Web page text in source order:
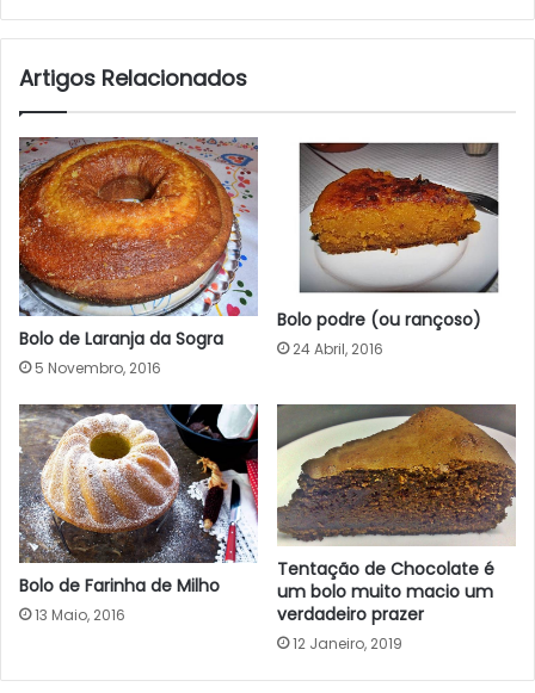
Artigos Relacionados
Bolo de Laranja da Sogra
5 Novembro, 2016
Bolo podre (ou rançoso)
24 Abril, 2016
Bolo de Farinha de Milho
13 Maio, 2016
Tentação de Chocolate é
um bolo muito macio um
verdadeiro prazer
12 Janeiro, 2019